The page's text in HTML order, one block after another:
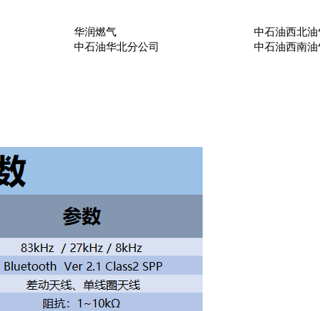
华润燃气
中石油西北
中石油华北分公司 中石油西南